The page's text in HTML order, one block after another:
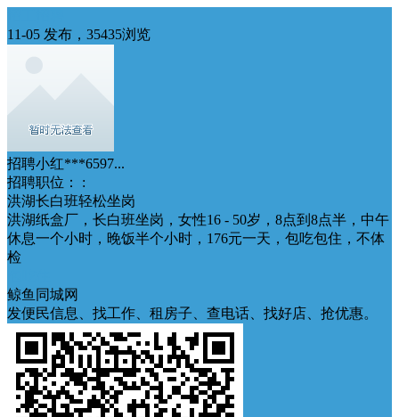
11-05 发布，35435浏览
招聘小红***6597...
招聘职位： :
洪湖长白班轻松坐岗
洪湖纸盒厂，长白班坐岗，女性16 - 50岁，8点到8点半，中午
休息一个小时，晚饭半个小时，176元一天，包吃包住，不体
检
鲸鱼同城网
发便民信息、找工作、租房子、查电话、找好店、抢优惠。